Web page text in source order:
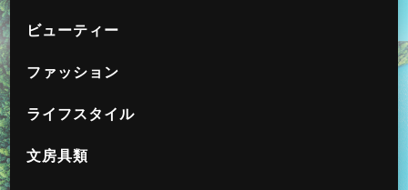
ビューティー
ファッション
ライフスタイル
文房具類